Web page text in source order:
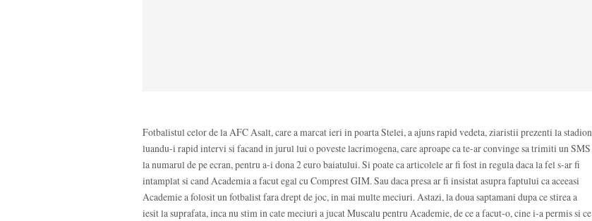
Fotbalistul celor de la AFC Asalt, care a marcat ieri in poarta Stelei, a ajuns rapid vedeta, ziaristii prezenti la stadion
luandu-i rapid intervi si facand in jurul lui o poveste lacrimogena, care aproape ca te-ar convinge sa trimiti un SMS
la numarul de pe ecran, pentru a-i dona 2 euro baiatului. Si poate ca articolele ar fi fost in regula daca la fel s-ar fi
intamplat si cand Academia a facut egal cu Comprest GIM. Sau daca presa ar fi insistat asupra faptului ca aceeasi
Academie a folosit un fotbalist fara drept de joc, in mai multe meciuri. Astazi, la doua saptamani dupa ce stirea a
iesit la suprafata, inca nu stim in cate meciuri a jucat Muscalu pentru Academie, de ce a facut-o, cine i-a permis si ce